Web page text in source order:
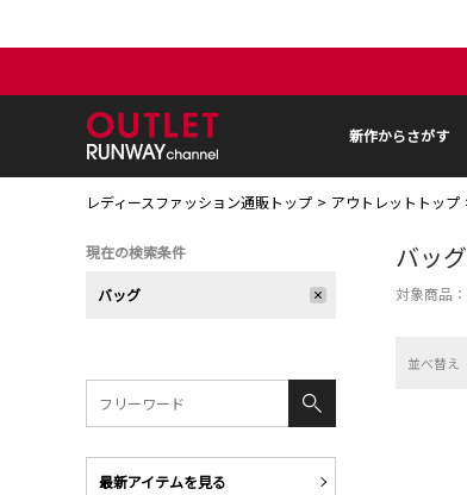
新作からさがす
レディースファッション通販トップ アウトレットトップ
バッグ
対象商品：
並べ替え
現在の検索条件
バッグ
最新アイテムを見る